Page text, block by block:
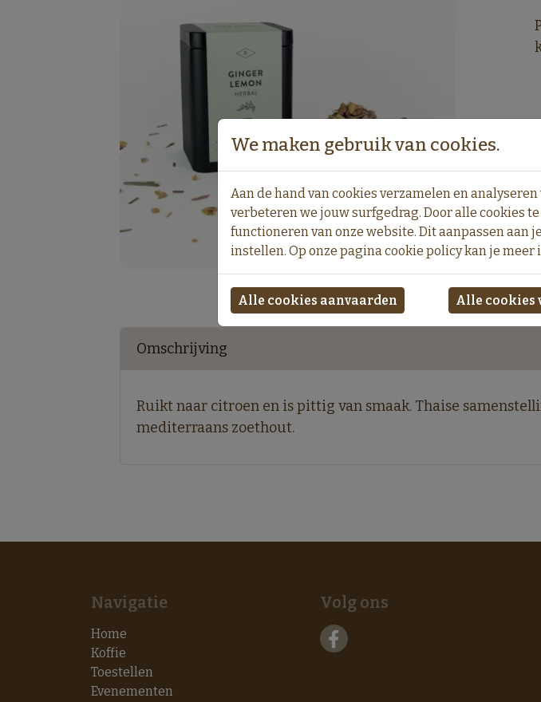
Omschrijving
Ruikt naar citroen en is pittig van smaak. Thaise
mediterraans zoethout.
Navigatie
Home
Koffie
Toestellen
Evenementen
Volg ons
We maken gebruik van cookies.
Aan de hand van cookies verzamelen en
verbeteren we jouw surfgedrag. Door alle cookies
functioneren van onze website. Dit aanpassen aan
instellen. Op onze pagina cookie policy kan je
Alle cookies aanvaarden Alle cookies